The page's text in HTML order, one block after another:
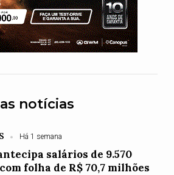
notícias
Há 1 semana
salários de 9.570
folha de R$ 70,7 milhões